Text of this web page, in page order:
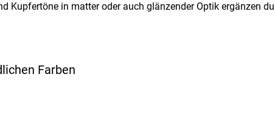
Kupfertöne in matter oder auch glänzender Optik ergänzen
Farben